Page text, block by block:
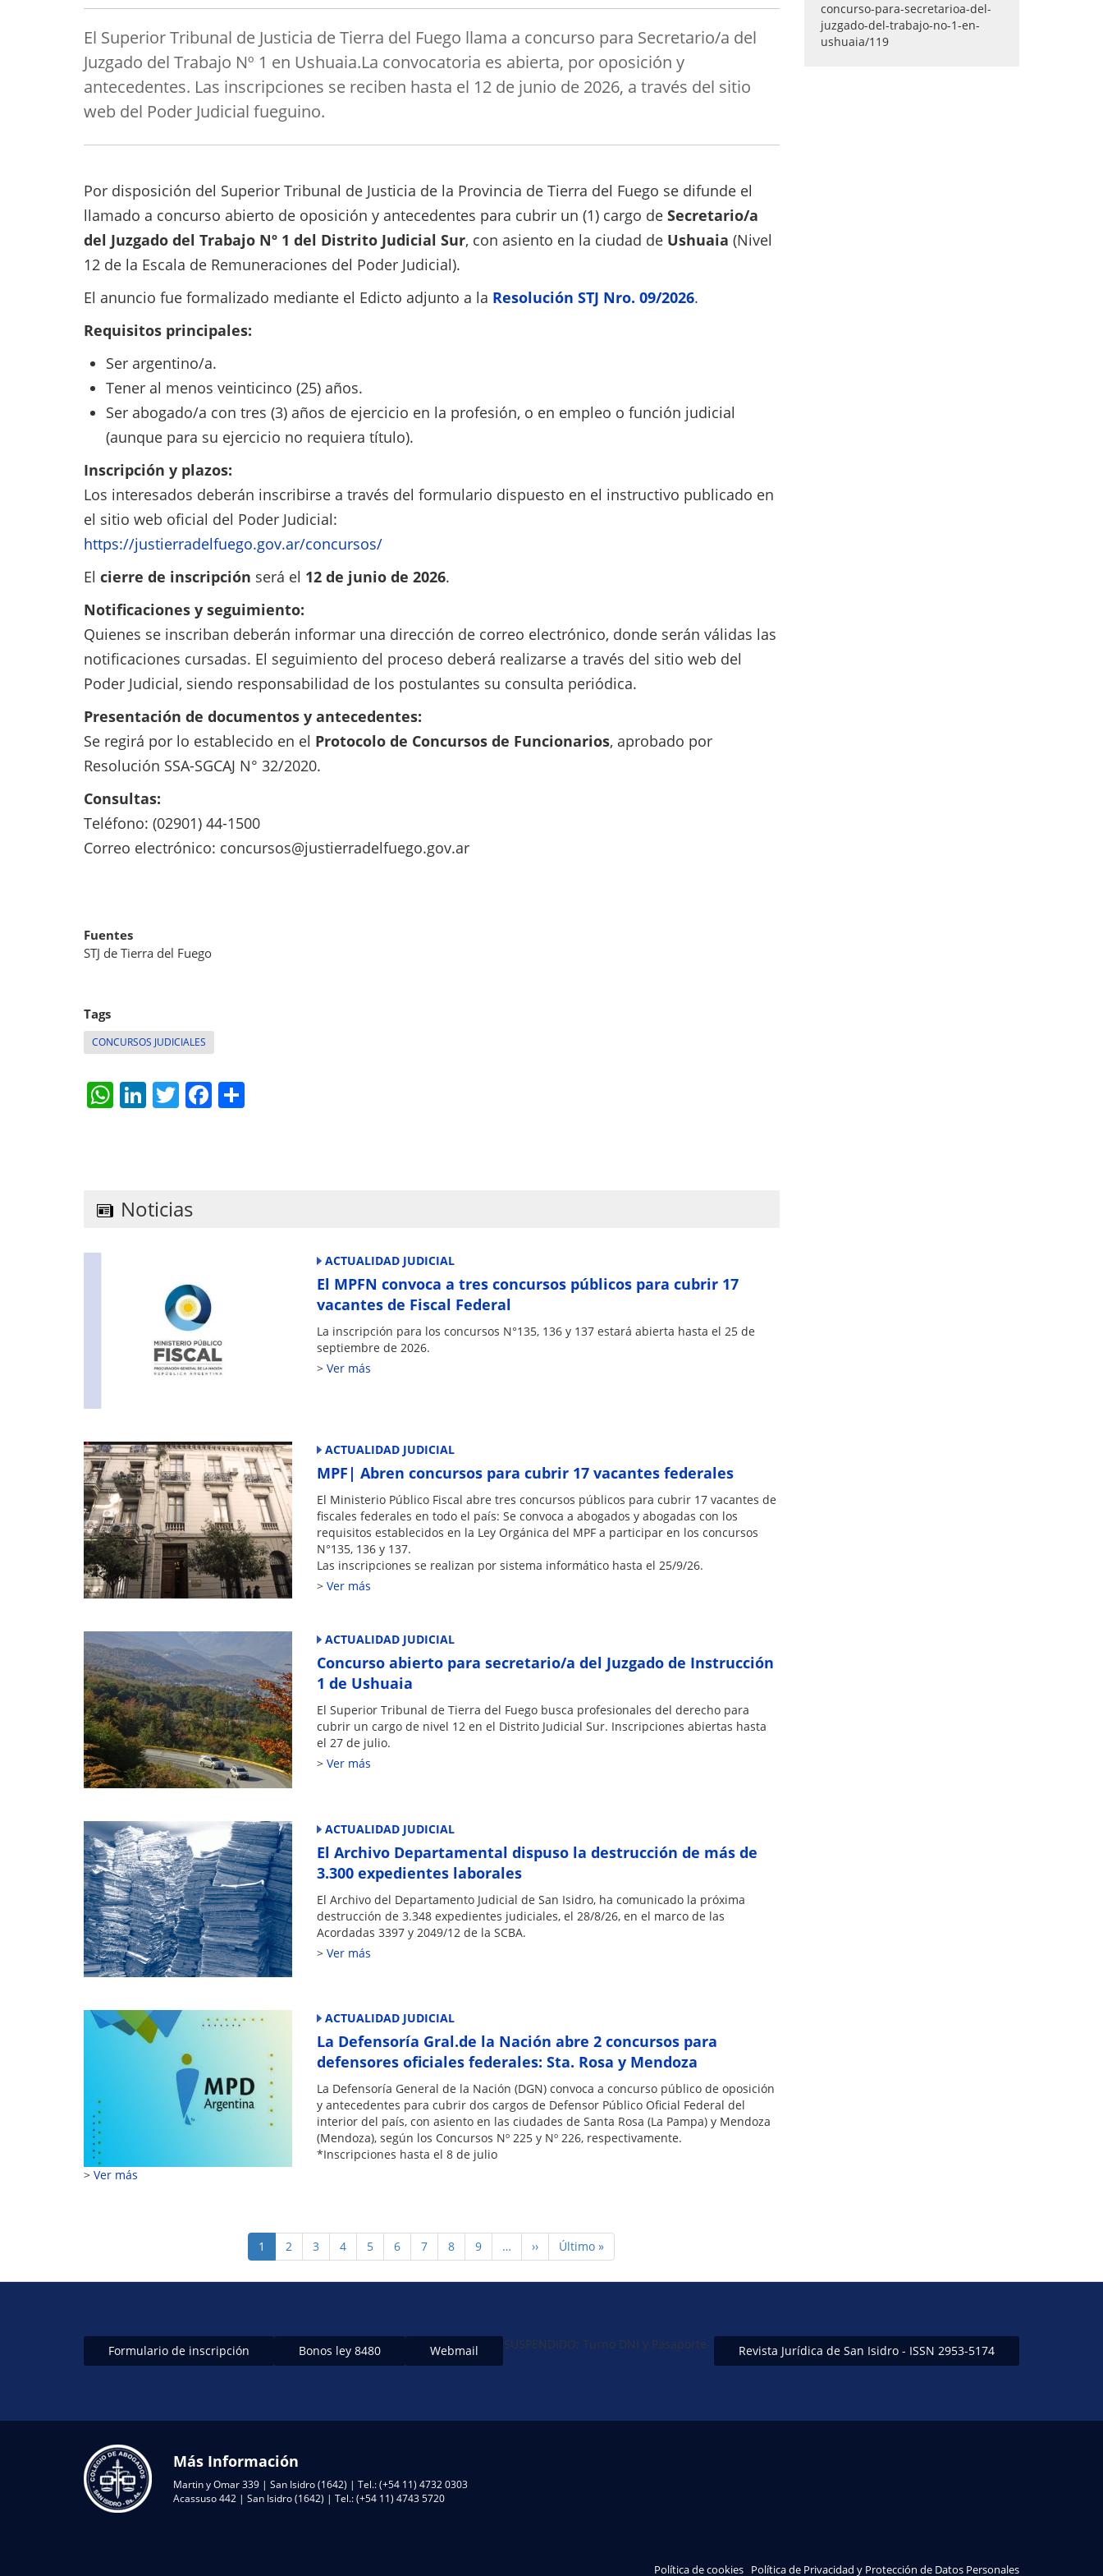
El Superior Tribunal de Justicia de Tierra del Fuego llama a concurso para Secretario/a del
Juzgado del Trabajo Nº 1 en Ushuaia.La convocatoria es abierta, por oposición y
antecedentes. Las inscripciones se reciben hasta el 12 de junio de 2026, a través del sitio
web del Poder Judicial fueguino.
Por disposición del Superior Tribunal de Justicia de la Provincia de Tierra del Fuego se difunde el
llamado a concurso abierto de oposición y antecedentes para cubrir un (1) cargo de Secretario/a
del Juzgado del Trabajo Nº 1 del Distrito Judicial Sur, con asiento en la ciudad de Ushuaia (Nivel
12 de la Escala de Remuneraciones del Poder Judicial).
El anuncio fue formalizado mediante el Edicto adjunto a la Resolución STJ Nro. 09/2026.
Requisitos principales:
Ser argentino/a.
Tener al menos veinticinco (25) años.
Ser abogado/a con tres (3) años de ejercicio en la profesión, o en empleo o función judicial
(aunque para su ejercicio no requiera título).
Inscripción y plazos:
Los interesados deberán inscribirse a través del formulario dispuesto en el instructivo publicado en
el sitio web oficial del Poder Judicial:
https://justierradelfuego.gov.ar/concursos/
El cierre de inscripción será el 12 de junio de 2026.
Notificaciones y seguimiento:
Quienes se inscriban deberán informar una dirección de correo electrónico, donde serán válidas las
notificaciones cursadas. El seguimiento del proceso deberá realizarse a través del sitio web del
Poder Judicial, siendo responsabilidad de los postulantes su consulta periódica.
Presentación de documentos y antecedentes:
Se regirá por lo establecido en el Protocolo de Concursos de Funcionarios, aprobado por
Resolución SSA-SGCAJ N° 32/2020.
Consultas:
Teléfono: (02901) 44-1500
Correo electrónico: concursos@justierradelfuego.gov.ar
Fuentes
STJ de Tierra del Fuego
Tags
CONCURSOS JUDICIALES
W
h
A
p
Li
n
dI
n
T
w
F
a
Noticias
ACTUALIDAD JUDICIAL
El MPFN convoca a tres concursos públicos para cubrir 17
vacantes de Fiscal Federal
La inscripción para los concursos N°135, 136 y 137 estará abierta hasta el 25 de
septiembre de 2026.
Ver más
ACTUALIDAD JUDICIAL
MPF| Abren concursos para cubrir 17 vacantes federales
El Ministerio Público Fiscal abre tres concursos públicos para cubrir 17 vacantes de
fiscales federales en todo el país: Se convoca a abogados y abogadas con los
requisitos establecidos en la Ley Orgánica del MPF a participar en los concursos
N°135, 136 y 137.
Las inscripciones se realizan por sistema informático hasta el 25/9/26.
Ver más
ACTUALIDAD JUDICIAL
Concurso abierto para secretario/a del Juzgado de Instrucción
1 de Ushuaia
El Superior Tribunal de Tierra del Fuego busca profesionales del derecho para
cubrir un cargo de nivel 12 en el Distrito Judicial Sur. Inscripciones abiertas hasta
el 27 de julio.
Ver más
ACTUALIDAD JUDICIAL
El Archivo Departamental dispuso la destrucción de más de
3.300 expedientes laborales
El Archivo del Departamento Judicial de San Isidro, ha comunicado la próxima
destrucción de 3.348 expedientes judiciales, el 28/8/26, en el marco de las
Acordadas 3397 y 2049/12 de la SCBA.
Ver más
ACTUALIDAD JUDICIAL
La Defensoría Gral.de la Nación abre 2 concursos para
defensores oficiales federales: Sta. Rosa y Mendoza
La Defensoría General de la Nación (DGN) convoca a concurso público de oposición
y antecedentes para cubrir dos cargos de Defensor Público Oficial Federal del
interior del país, con asiento en las ciudades de Santa Rosa (La Pampa) y Mendoza
(Mendoza), según los Concursos Nº 225 y Nº 226, respectivamente.
*Inscripciones hasta el 8 de julio
Ver más
Página
actual
1 Page
2 Page
3 Page
4 Page
5 Page
6 Page
7 Page
8 Page
9 …
Siguiente
página
››
Última
página
Último »
Formulario de inscripción Bonos ley 8480 Webmail SUSPENDIDO: Turno DNI y Pasaporte- Revista Jurídica de San Isidro - ISSN 2953-5174
Más Información
Martin y Omar 339 | San Isidro (1642) | Tel.: (+54 11) 4732 0303
Acassuso 442 | San Isidro (1642) | Tel.: (+54 11) 4743 5720
Política de cookies Política de Privacidad y Protección de Datos Personales